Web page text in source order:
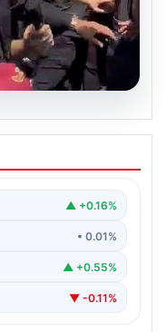
İlk Üçlü
Takımının▲ +0.16%
• 0.01%
▲ +0.55%
▼ -0.11%